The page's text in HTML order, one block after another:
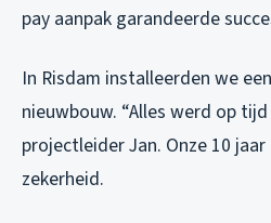
pay aanpak garandeerde
In Risdam installeerden we
nieuwbouw. “Alles werd op tijd
projectleider Jan. Onze 10
zekerheid.